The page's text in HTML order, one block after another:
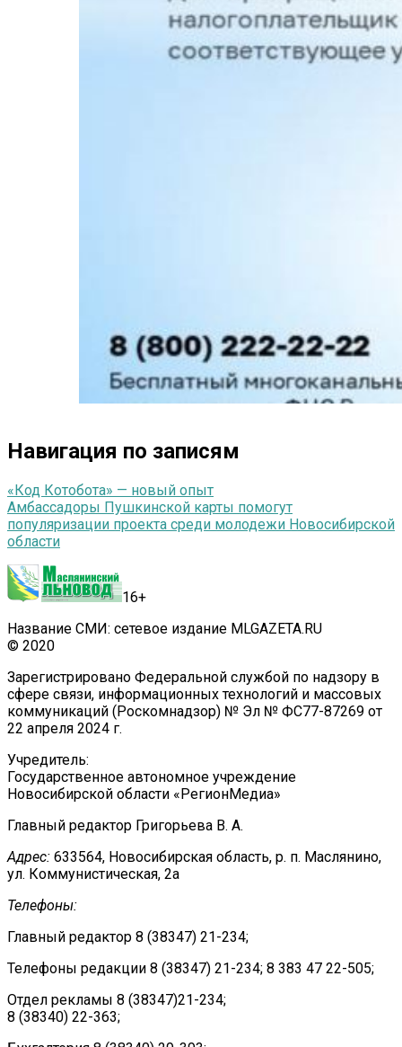
Навигация по записям
«Код Котобота» — новый опыт
Амбассадоры Пушкинской карты помогут
популяризации проекта среди молодежи Новосибирской
области
16+
Название СМИ: сетевое издание MLGAZETA.RU
© 2020
Зарегистрировано Федеральной службой по надзору в
сфере связи, информационных технологий и массовых
коммуникаций (Роскомнадзор) № Эл № ФС77-87269 от
22 апреля 2024 г.
Учредитель:
Государственное автономное учреждение
Новосибирской области «РегионМедиа»
Главный редактор Григорьева В. А.
Адрес: 633564, Новосибирская область, р. п. Маслянино,
ул. Коммунистическая, 2а
Телефоны:
Главный редактор 8 (38347) 21-234;
Телефоны редакции 8 (38347) 21-234; 8 383 47 22-505;
Отдел рекламы 8 (38347)21-234;
8 (38340) 22-363;